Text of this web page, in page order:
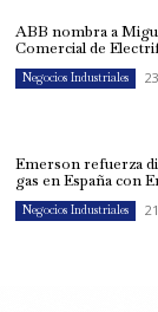
ABB nombra a
Comercial de
Negocios Industriales
Emerson refuerza
gas en España con
Negocios Industriales